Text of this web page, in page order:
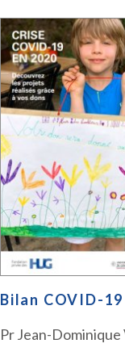
Bilan COVID-
Pr Jean-Dominique